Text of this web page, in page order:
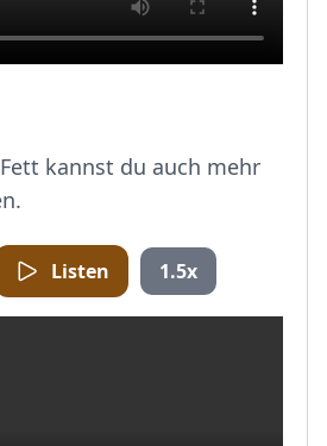
kannst du auch mehr
Listen 1.5x